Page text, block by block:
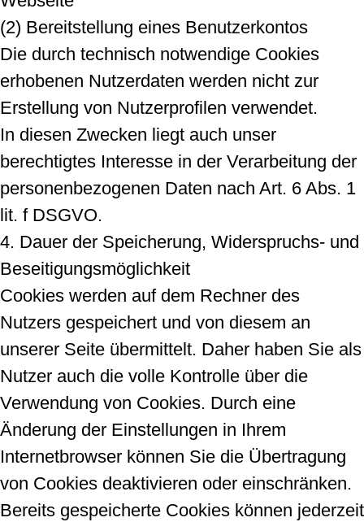
(2) Bereitstellung eines Benutzerkontos
Die durch technisch notwendige Cookies
erhobenen Nutzerdaten werden nicht zur
Erstellung von Nutzerprofilen verwendet.
In diesen Zwecken liegt auch unser
berechtigtes Interesse in der Verarbeitung der
personenbezogenen Daten nach Art. 6 Abs. 1
lit. f DSGVO.
4. Dauer der Speicherung, Widerspruchs- und
Beseitigungsmöglichkeit
Cookies werden auf dem Rechner des
Nutzers gespeichert und von diesem an
unserer Seite übermittelt. Daher haben Sie als
Nutzer auch die volle Kontrolle über die
Verwendung von Cookies. Durch eine
Änderung der Einstellungen in Ihrem
Internetbrowser können Sie die Übertragung
von Cookies deaktivieren oder einschränken.
Bereits gespeicherte Cookies können jederzeit